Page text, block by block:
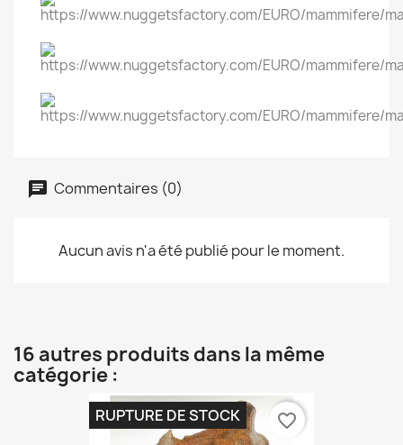
Commentaires (0)
Aucun avis n'a été publié pour le moment.
16 autres produits dans la même
catégorie :
RUPTURE DE STOCK favorite_border